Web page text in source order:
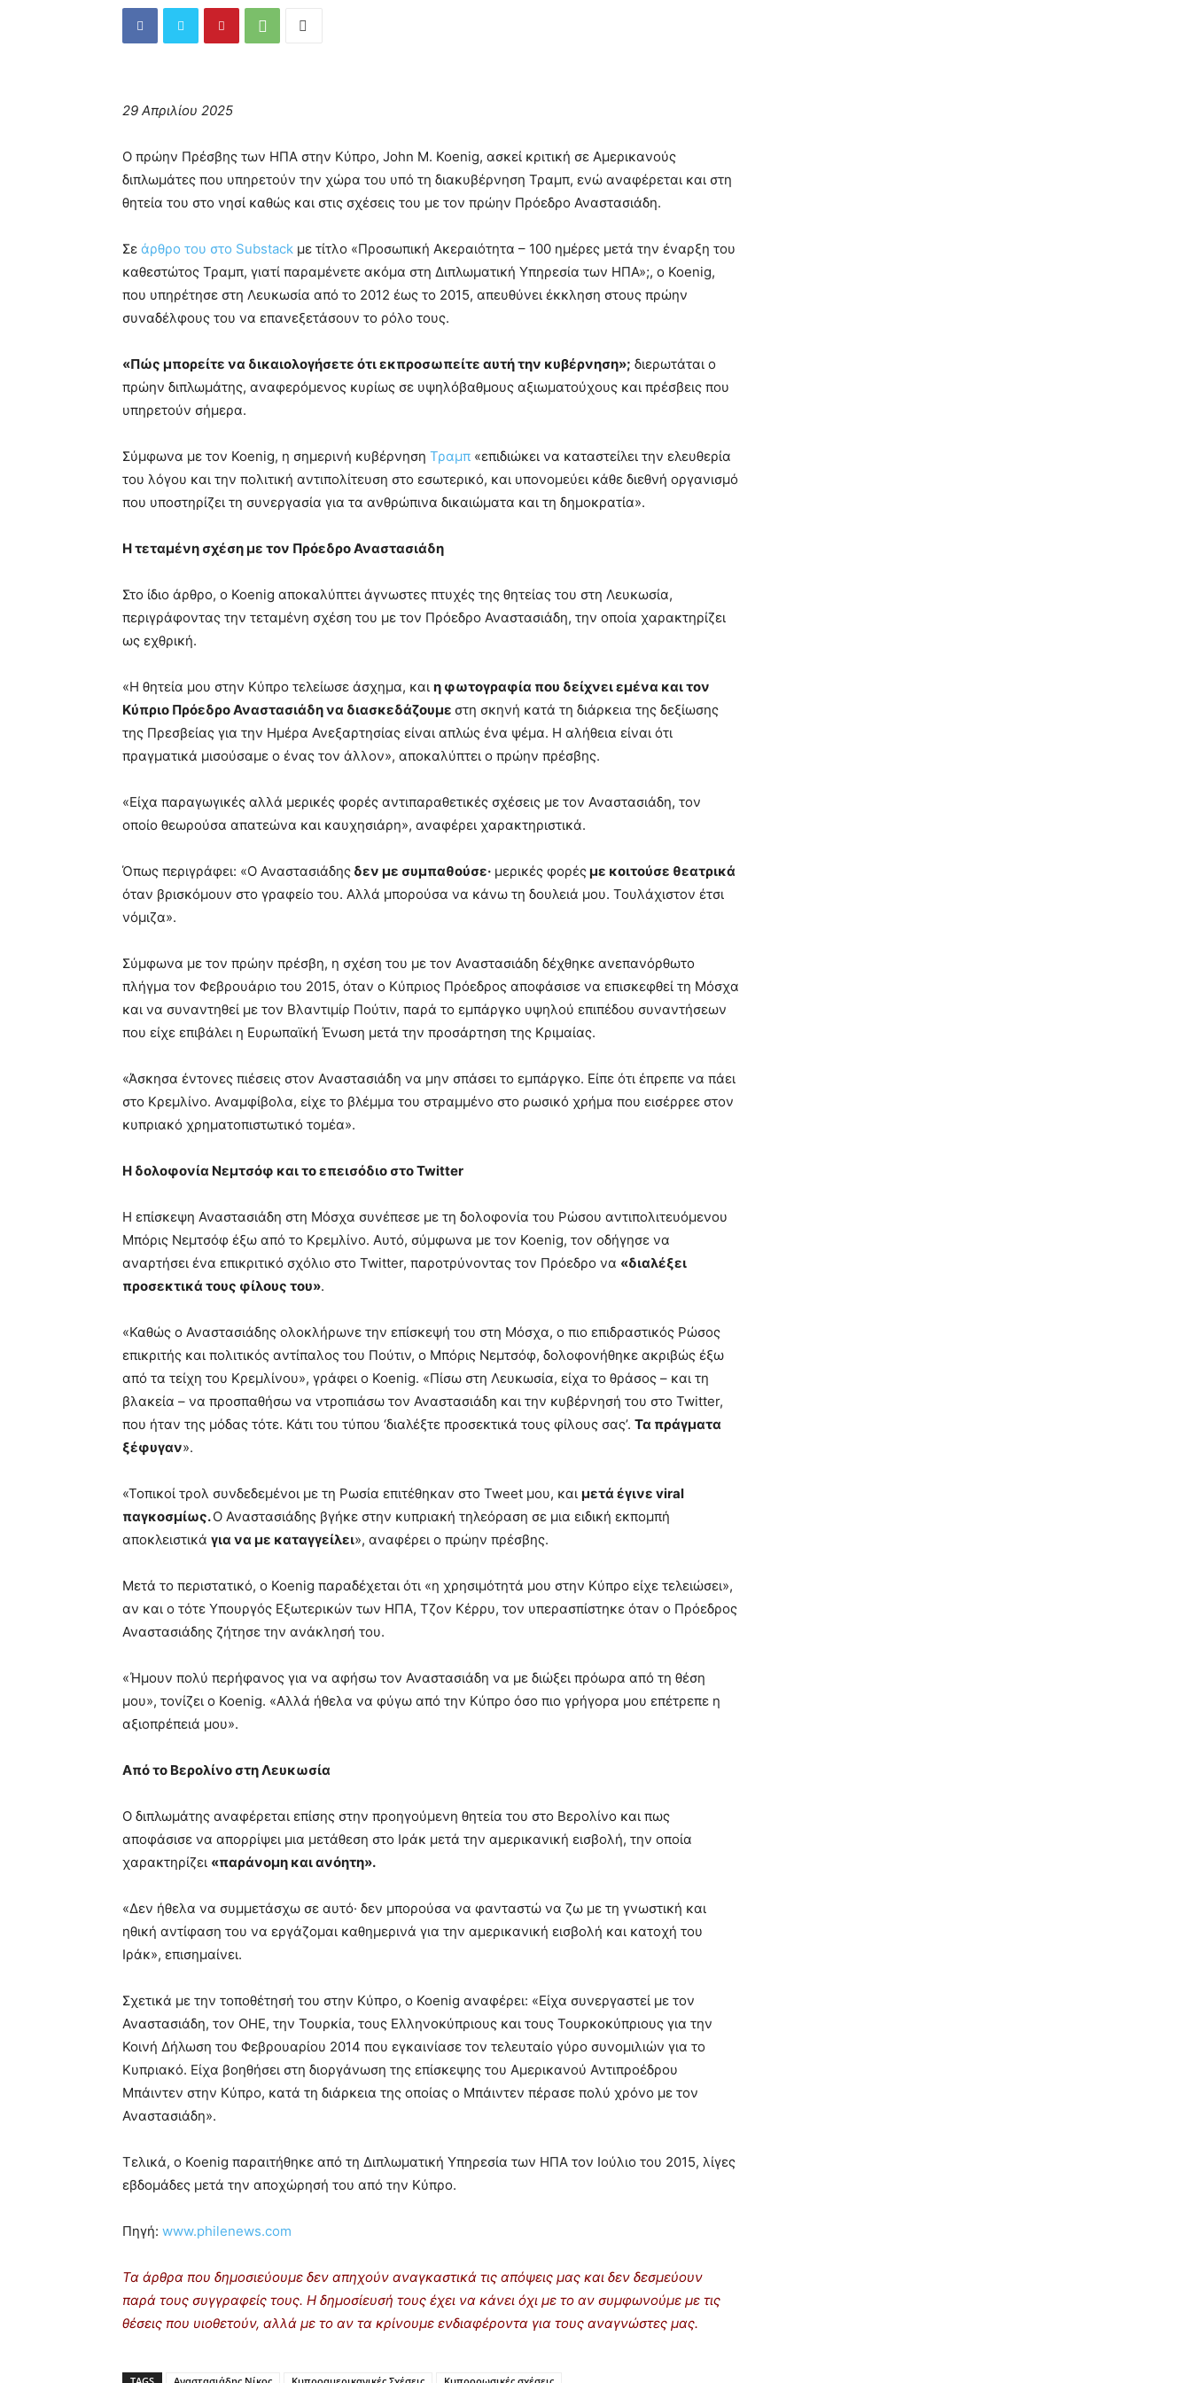
29 Απριλίου 2025
Ο πρώην Πρέσβης των ΗΠΑ στην Κύπρο, John M. Koenig, ασκεί κριτική σε Αμερικανούς
διπλωμάτες που υπηρετούν την χώρα του υπό τη διακυβέρνηση Τραμπ, ενώ αναφέρεται και στη
θητεία του στο νησί καθώς και στις σχέσεις του με τον πρώην Πρόεδρο Αναστασιάδη.
Σε άρθρο του στο Substack με τίτλο «Προσωπική Ακεραιότητα – 100 ημέρες μετά την έναρξη του
καθεστώτος Τραμπ, γιατί παραμένετε ακόμα στη Διπλωματική Υπηρεσία των ΗΠΑ»;, ο Koenig,
που υπηρέτησε στη Λευκωσία από το 2012 έως το 2015, απευθύνει έκκληση στους πρώην
συναδέλφους του να επανεξετάσουν το ρόλο τους.
«Πώς μπορείτε να δικαιολογήσετε ότι εκπροσωπείτε αυτή την κυβέρνηση»; διερωτάται ο
πρώην διπλωμάτης, αναφερόμενος κυρίως σε υψηλόβαθμους αξιωματούχους και πρέσβεις που
υπηρετούν σήμερα.
Σύμφωνα με τον Koenig, η σημερινή κυβέρνηση Τραμπ «επιδιώκει να καταστείλει την ελευθερία
του λόγου και την πολιτική αντιπολίτευση στο εσωτερικό, και υπονομεύει κάθε διεθνή οργανισμό
που υποστηρίζει τη συνεργασία για τα ανθρώπινα δικαιώματα και τη δημοκρατία».
Η τεταμένη σχέση με τον Πρόεδρο Αναστασιάδη
Στο ίδιο άρθρο, ο Koenig αποκαλύπτει άγνωστες πτυχές της θητείας του στη Λευκωσία,
περιγράφοντας την τεταμένη σχέση του με τον Πρόεδρο Αναστασιάδη, την οποία χαρακτηρίζει
ως εχθρική.
«Η θητεία μου στην Κύπρο τελείωσε άσχημα, και η φωτογραφία που δείχνει εμένα και τον
Κύπριο Πρόεδρο Αναστασιάδη να διασκεδάζουμε στη σκηνή κατά τη διάρκεια της δεξίωσης
της Πρεσβείας για την Ημέρα Ανεξαρτησίας είναι απλώς ένα ψέμα. Η αλήθεια είναι ότι
πραγματικά μισούσαμε ο ένας τον άλλον», αποκαλύπτει ο πρώην πρέσβης.
«Είχα παραγωγικές αλλά μερικές φορές αντιπαραθετικές σχέσεις με τον Αναστασιάδη, τον
οποίο θεωρούσα απατεώνα και καυχησιάρη», αναφέρει χαρακτηριστικά.
Όπως περιγράφει: «Ο Αναστασιάδης δεν με συμπαθούσε· μερικές φορέςμε κοιτούσε θεατρικά
όταν βρισκόμουν στο γραφείο του. Αλλά μπορούσα να κάνω τη δουλειά μου. Τουλάχιστον έτσι
νόμιζα».
Σύμφωνα με τον πρώην πρέσβη, η σχέση του με τον Αναστασιάδη δέχθηκε ανεπανόρθωτο
πλήγμα τον Φεβρουάριο του 2015, όταν ο Κύπριος Πρόεδρος αποφάσισε να επισκεφθεί τη Μόσχα
και να συναντηθεί με τον Βλαντιμίρ Πούτιν, παρά το εμπάργκο υψηλού επιπέδου συναντήσεων
που είχε επιβάλει η Ευρωπαϊκή Ένωση μετά την προσάρτηση της Κριμαίας.
«Άσκησα έντονες πιέσεις στον Αναστασιάδη να μην σπάσει το εμπάργκο. Είπε ότι έπρεπε να πάει
στο Κρεμλίνο. Αναμφίβολα, είχε το βλέμμα του στραμμένο στο ρωσικό χρήμα που εισέρρεε στον
κυπριακό χρηματοπιστωτικό τομέα».
Η δολοφονία Νεμτσόφ και το επεισόδιο στο Twitter
Η επίσκεψη Αναστασιάδη στη Μόσχα συνέπεσε με τη δολοφονία του Ρώσου αντιπολιτευόμενου
Μπόρις Νεμτσόφ έξω από το Κρεμλίνο. Αυτό, σύμφωνα με τον Koenig, τον οδήγησε να
αναρτήσει ένα επικριτικό σχόλιο στο Twitter, παροτρύνοντας τον Πρόεδρο να «διαλέξει
προσεκτικά τους φίλους του».
«Καθώς ο Αναστασιάδης ολοκλήρωνε την επίσκεψή του στη Μόσχα, ο πιο επιδραστικός Ρώσος
επικριτής και πολιτικός αντίπαλος του Πούτιν, ο Μπόρις Νεμτσόφ, δολοφονήθηκε ακριβώς έξω
από τα τείχη του Κρεμλίνου», γράφει ο Koenig. «Πίσω στη Λευκωσία, είχα το θράσος – και τη
βλακεία – να προσπαθήσω να ντροπιάσω τον Αναστασιάδη και την κυβέρνησή του στο Twitter,
που ήταν της μόδας τότε. Κάτι του τύπου ‘διαλέξτε προσεκτικά τους φίλους σας’. Τα πράγματα
ξέφυγαν».
«Τοπικοί τρολ συνδεδεμένοι με τη Ρωσία επιτέθηκαν στο Tweet μου, και μετά έγινε viral
παγκοσμίως.Ο Αναστασιάδης βγήκε στην κυπριακή τηλεόραση σε μια ειδική εκπομπή
αποκλειστικά για να με καταγγείλει», αναφέρει ο πρώην πρέσβης.
Μετά το περιστατικό, ο Koenig παραδέχεται ότι «η χρησιμότητά μου στην Κύπρο είχε τελειώσει»,
αν και ο τότε Υπουργός Εξωτερικών των ΗΠΑ, Τζον Κέρρυ, τον υπερασπίστηκε όταν ο Πρόεδρος
Αναστασιάδης ζήτησε την ανάκλησή του.
«Ήμουν πολύ περήφανος για να αφήσω τον Αναστασιάδη να με διώξει πρόωρα από τη θέση
μου», τονίζει ο Koenig. «Αλλά ήθελα να φύγω από την Κύπρο όσο πιο γρήγορα μου επέτρεπε η
αξιοπρέπειά μου».
Από το Βερολίνο στη Λευκωσία
Ο διπλωμάτης αναφέρεται επίσης στην προηγούμενη θητεία του στο Βερολίνο και πως
αποφάσισε να απορρίψει μια μετάθεση στο Ιράκ μετά την αμερικανική εισβολή, την οποία
χαρακτηρίζει «παράνομη και ανόητη».
«Δεν ήθελα να συμμετάσχω σε αυτό· δεν μπορούσα να φανταστώ να ζω με τη γνωστική και
ηθική αντίφαση του να εργάζομαι καθημερινά για την αμερικανική εισβολή και κατοχή του
Ιράκ», επισημαίνει.
Σχετικά με την τοποθέτησή του στην Κύπρο, ο Koenig αναφέρει: «Είχα συνεργαστεί με τον
Αναστασιάδη, τον ΟΗΕ, την Τουρκία, τους Ελληνοκύπριους και τους Τουρκοκύπριους για την
Κοινή Δήλωση του Φεβρουαρίου 2014 που εγκαινίασε τον τελευταίο γύρο συνομιλιών για το
Κυπριακό. Είχα βοηθήσει στη διοργάνωση της επίσκεψης του Αμερικανού Αντιπροέδρου
Μπάιντεν στην Κύπρο, κατά τη διάρκεια της οποίας ο Μπάιντεν πέρασε πολύ χρόνο με τον
Αναστασιάδη».
Τελικά, ο Koenig παραιτήθηκε από τη Διπλωματική Υπηρεσία των ΗΠΑ τον Ιούλιο του 2015, λίγες
εβδομάδες μετά την αποχώρησή του από την Κύπρο.
Πηγή: www.philenews.com
Τα άρθρα που δημοσιεύουμε δεν απηχούν αναγκαστικά τις απόψεις μας και δεν δεσμεύουν
παρά τους συγγραφείς τους. Η δημοσίευσή τους έχει να κάνει όχι με το αν συμφωνούμε με τις
θέσεις που υιοθετούν, αλλά με το αν τα κρίνουμε ενδιαφέροντα για τους αναγνώστες μας.